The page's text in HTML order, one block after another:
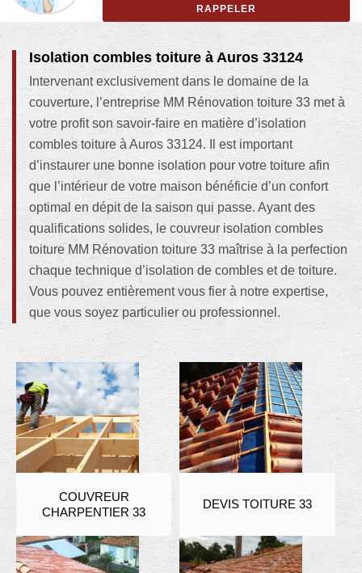
Isolation combles toiture à Auros 33124
Intervenant exclusivement dans le domaine de la
couverture, l’entreprise MM Rénovation toiture 33 met à
votre profit son savoir-faire en matière d’isolation
combles toiture à Auros 33124. Il est important
d’instaurer une bonne isolation pour votre toiture afin
que l’intérieur de votre maison bénéficie d’un confort
optimal en dépit de la saison qui passe. Ayant des
qualifications solides, le couvreur isolation combles
toiture MM Rénovation toiture 33 maîtrise à la perfection
chaque technique d’isolation de combles et de toiture.
Vous pouvez entièrement vous fier à notre expertise,
que vous soyez particulier ou professionnel.
COUVREUR
CHARPENTIER 33
DEVIS TOITURE 33